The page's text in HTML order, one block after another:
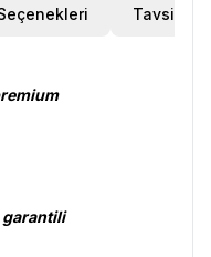
Tavsiye Et
garantili